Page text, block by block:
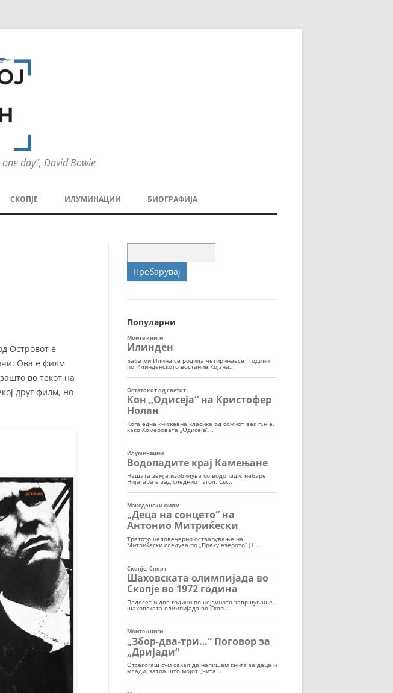
day“, David Bowie
СКОПЈЕ ИЛУМИНАЦИИ
СПОРТ
БИОГРАФИЈА
Островот е
Ова е филм
во текот на
друг филм, но
за:
Популарни